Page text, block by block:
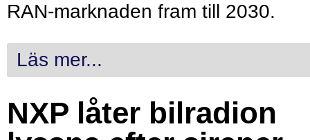
RAN-marknaden fram till 2030.
Läs mer...
NXP låter bilradion